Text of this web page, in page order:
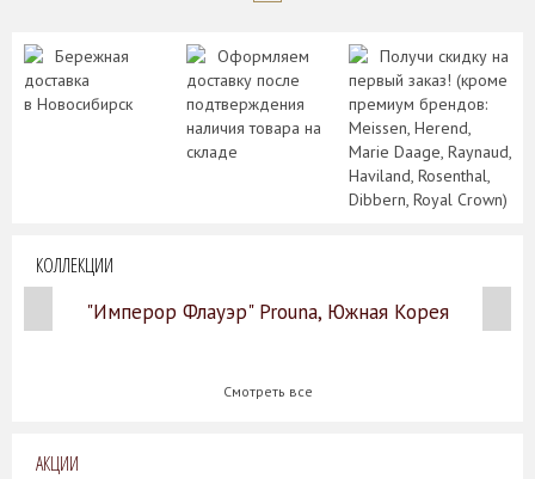
Бережная
доставка
в Новосибирск
Оформляем
доставку после
подтверждения
наличия товара на
складе
Получи скидку на
первый заказ! (кроме
премиум брендов:
Meissen, Herend,
Marie Daage, Raynaud,
Haviland, Rosenthal,
Dibbern, Royal Crown)
КОЛЛЕКЦИИ
"Имперор Флауэр" Prouna, Южная Корея
Смотреть все
АКЦИИ